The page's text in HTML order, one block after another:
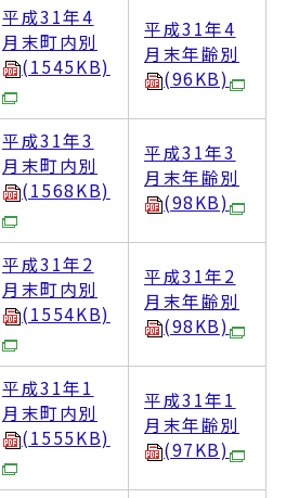
平成31年4
月末町内別
(1545KB)
平成31年4
月末年齢別
(96KB)
平成31年3
月末町内別
(1568KB)
平成31年3
月末年齢別
(98KB)
平成31年2
月末町内別
(1554KB)
平成31年2
月末年齢別
(98KB)
平成31年1
月末町内別
(1555KB)
平成31年1
月末年齢別
(97KB)